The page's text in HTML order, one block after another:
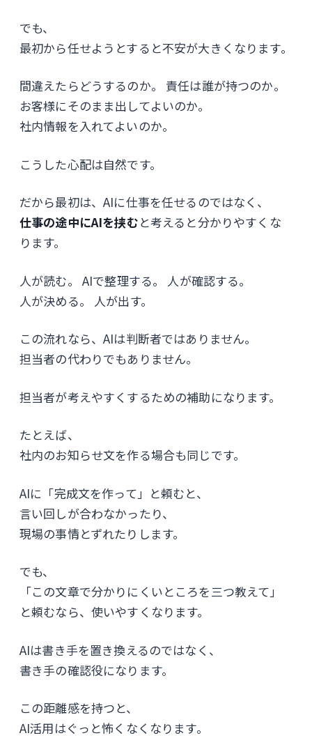
でも、
最初から任せようとすると不安が大きくなります。
間違えたらどうするのか。 責任は誰が持つのか。
お客様にそのまま出してよいのか。
社内情報を入れてよいのか。
こうした心配は自然です。
だから最初は、AIに仕事を任せるのではなく、
仕事の途中にAIを挟むと考えると分かりやすくな
ります。
人が読む。 AIで整理する。 人が確認する。
人が決める。 人が出す。
この流れなら、AIは判断者ではありません。
担当者の代わりでもありません。
担当者が考えやすくするための補助になります。
たとえば、
社内のお知らせ文を作る場合も同じです。
AIに「完成文を作って」と頼むと、
言い回しが合わなかったり、
現場の事情とずれたりします。
でも、
「この文章で分かりにくいところを三つ教えて」
と頼むなら、使いやすくなります。
AIは書き手を置き換えるのではなく、
書き手の確認役になります。
この距離感を持つと、
AI活用はぐっと怖くなくなります。